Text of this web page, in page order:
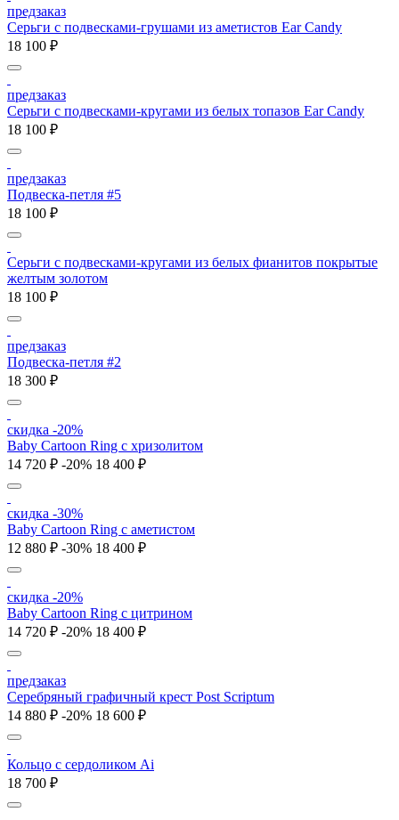
предзаказ
Серьги с подвесками-грушами из аметистов Ear Candy
18 100 ₽
предзаказ
Серьги с подвесками-кругами из белых топазов Ear Candy
18 100 ₽
предзаказ
Подвеска-петля #5
18 100 ₽
Серьги с подвесками-кругами из белых фианитов покрытые
желтым золотом
18 100 ₽
предзаказ
Подвеска-петля #2
18 300 ₽
скидка -20%
Baby Cartoon Ring с хризолитом
14 720 ₽ -20% 18 400 ₽
скидка -30%
Baby Cartoon Ring с аметистом
12 880 ₽ -30% 18 400 ₽
скидка -20%
Baby Cartoon Ring с цитрином
14 720 ₽ -20% 18 400 ₽
предзаказ
Серебряный графичный крест Post Scriptum
14 880 ₽ -20% 18 600 ₽
Кольцо с cердоликом Ai
18 700 ₽